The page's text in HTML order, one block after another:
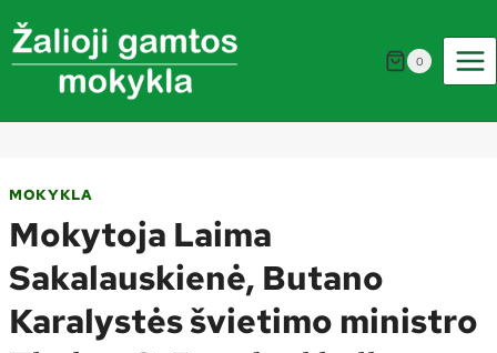
to
content
0
MOKYKLA
Mokytoja Laima
Sakalauskienė, Butano
Karalystės švietimo ministro